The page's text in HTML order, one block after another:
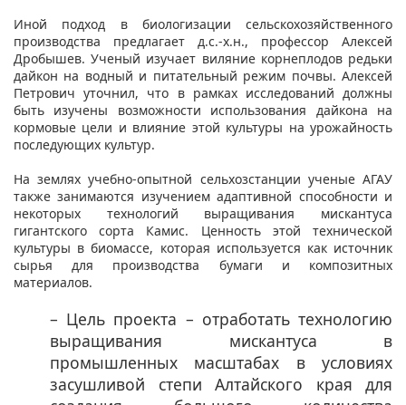
Иной подход в биологизации сельскохозяйственного
производства предлагает д.с.-х.н., профессор Алексей
Дробышев. Ученый изучает виляние корнеплодов редьки
дайкон на водный и питательный режим почвы. Алексей
Петрович уточнил, что в рамках исследований должны
быть изучены возможности использования дайкона на
кормовые цели и влияние этой культуры на урожайность
последующих культур.
На землях учебно-опытной сельхозстанции ученые АГАУ
также занимаются изучением адаптивной способности и
некоторых технологий выращивания мискантуса
гигантского сорта Камис. Ценность этой технической
культуры в биомассе, которая используется как источник
сырья для производства бумаги и композитных
материалов.
– Цель проекта – отработать технологию
выращивания мискантуса в
промышленных масштабах в условиях
засушливой степи Алтайского края для